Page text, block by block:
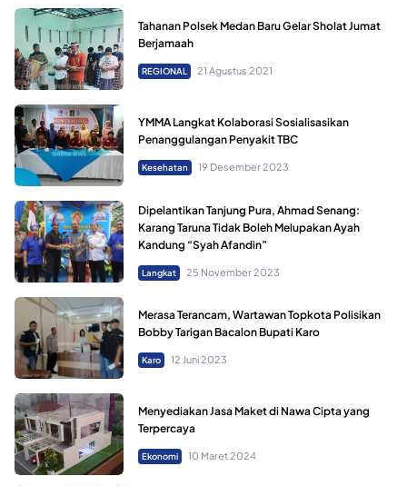
Tahanan Polsek Medan Baru Gelar Sholat Jumat
Berjamaah
REGIONAL 21 Agustus 2021
YMMA Langkat Kolaborasi Sosialisasikan
Penanggulangan Penyakit TBC
Kesehatan 19 Desember 2023
Dipelantikan Tanjung Pura, Ahmad Senang:
Karang Taruna Tidak Boleh Melupakan Ayah
Kandung “Syah Afandin”
Langkat 25 November 2023
Merasa Terancam, Wartawan Topkota Polisikan
Bobby Tarigan Bacalon Bupati Karo
Karo 12 Juni 2023
Menyediakan Jasa Maket di Nawa Cipta yang
Terpercaya
Ekonomi 10 Maret 2024